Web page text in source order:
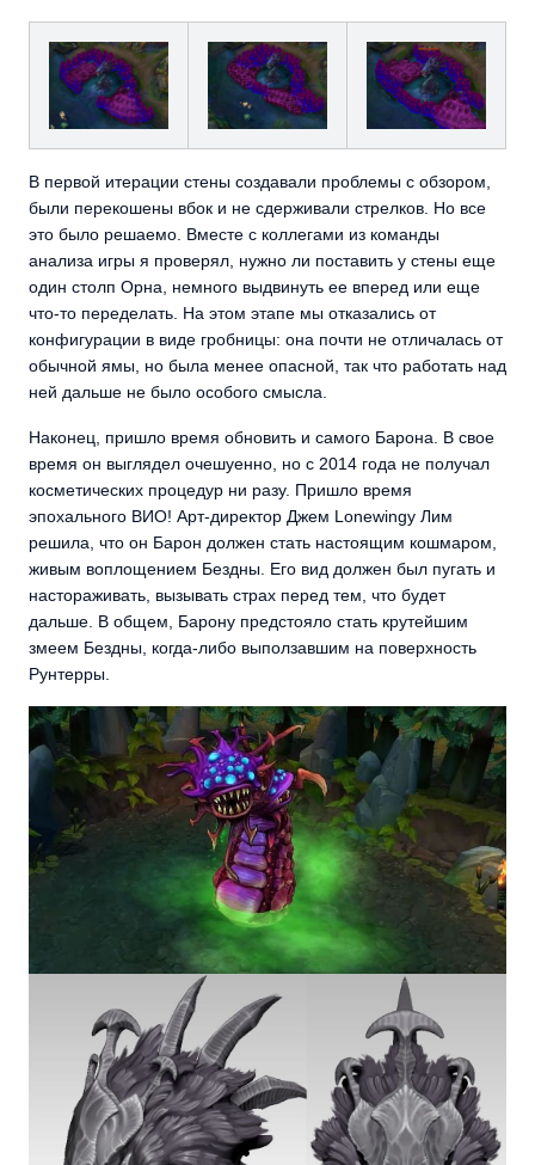
В первой итерации стены создавали проблемы с обзором,
были перекошены вбок и не сдерживали стрелков. Но все
это было решаемо. Вместе с коллегами из команды
анализа игры я проверял, нужно ли поставить у стены еще
один столп Орна, немного выдвинуть ее вперед или еще
что-то переделать. На этом этапе мы отказались от
конфигурации в виде гробницы: она почти не отличалась от
обычной ямы, но была менее опасной, так что работать над
ней дальше не было особого смысла.
Наконец, пришло время обновить и самого Барона. В свое
время он выглядел очешуенно, но с 2014 года не получал
косметических процедур ни разу. Пришло время
эпохального ВИО! Арт-директор Джем Lonewingy Лим
решила, что он Барон должен стать настоящим кошмаром,
живым воплощением Бездны. Его вид должен был пугать и
настораживать, вызывать страх перед тем, что будет
дальше. В общем, Барону предстояло стать крутейшим
змеем Бездны, когда-либо выползавшим на поверхность
Рунтерры.